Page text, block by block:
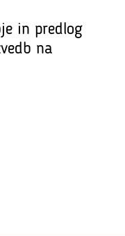
in predlog
na